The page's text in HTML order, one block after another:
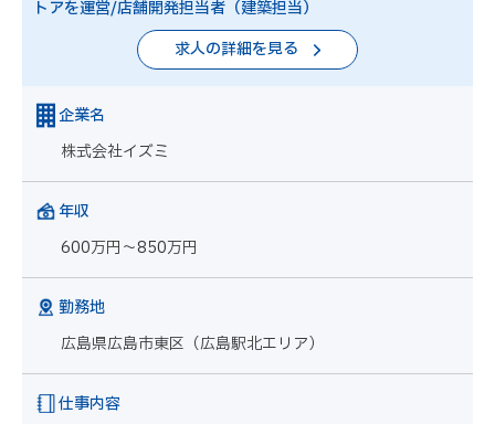
トアを運営/店舗開発担当者（建築担当）
求人の詳細を見る
企業名
株式会社イズミ
年収
600万円～850万円
勤務地
広島県広島市東区（広島駅北エリア）
仕事内容